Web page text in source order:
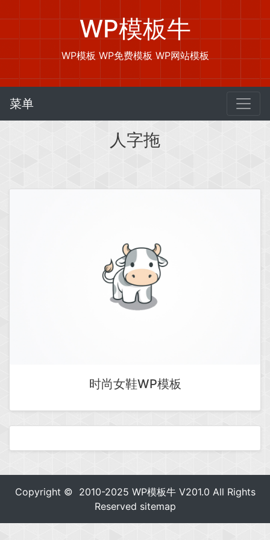
WP模板牛
WP模板 WP免费模板 WP网站模板
菜单
人字拖
时尚女鞋WP模板
Copyright © 2010-2025 WP模板牛V201.0 All Rights
Reserved sitemap